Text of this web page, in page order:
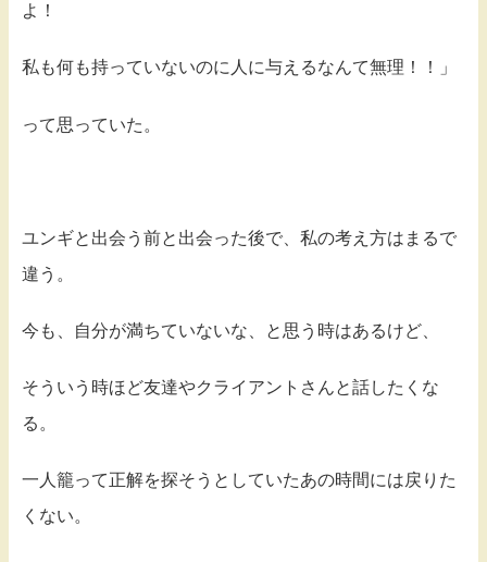
よ！
私も何も持っていないのに人に与えるなんて無理！！」
って思っていた。
ユンギと出会う前と出会った後で、私の考え方はまるで
違う。
今も、自分が満ちていないな、と思う時はあるけど、
そういう時ほど友達やクライアントさんと話したくな
る。
一人籠って正解を探そうとしていたあの時間には戻りた
くない。